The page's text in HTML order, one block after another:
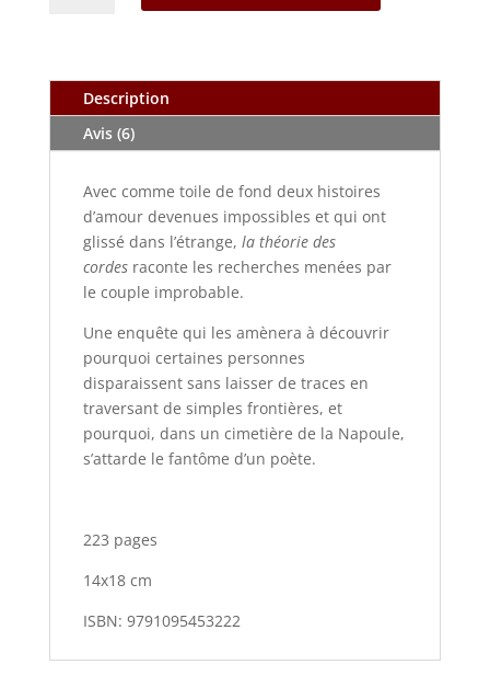
cordesDescription
Avis (6)
Avec comme toile de fond deux histoires
d’amour devenues impossibles et qui ont
glissé dans l’étrange, la théorie des
cordes raconte les recherches menées par
le couple improbable.
Une enquête qui les amènera à découvrir
pourquoi certaines personnes
disparaissent sans laisser de traces en
traversant de simples frontières, et
pourquoi, dans un cimetière de la Napoule,
s’attarde le fantôme d’un poète.
223 pages
14x18 cm
ISBN: 9791095453222